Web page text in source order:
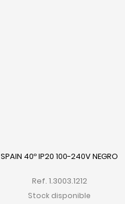
SPAIN 40º IP20 100-240V NEGRO
Ref. 1.3003.1212
Stock disponible